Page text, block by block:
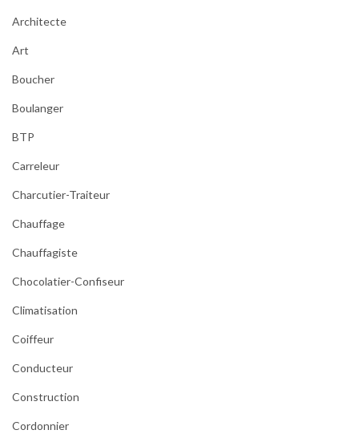
Architecte
Art
Boucher
Boulanger
BTP
Carreleur
Charcutier-Traiteur
Chauffage
Chauffagiste
Chocolatier-Confiseur
Climatisation
Coiffeur
Conducteur
Construction
Cordonnier